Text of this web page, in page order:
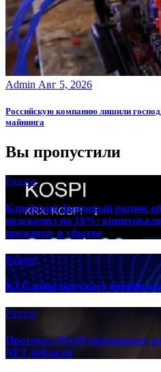
Admin Авг 5, 2026
Российскую компанию лишили
майнинга
Вы пропустили
Разное
Корейский фондовый рынок
подскочил на 18%:
прежнему в убытке
Разное
K3 Capital запускает ончейн-
Разное
Протокол POAP прекращает
NFT‑бейджей